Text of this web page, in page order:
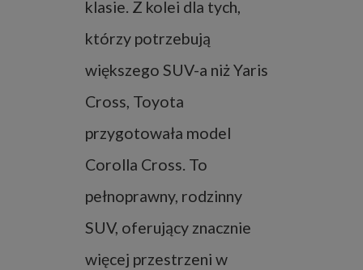
klasie. Z kolei dla tych,
którzy potrzebują
większego SUV-a niż Yaris
Cross, Toyota
przygotowała model
Corolla Cross. To
pełnoprawny, rodzinny
SUV, oferujący znacznie
więcej przestrzeni w